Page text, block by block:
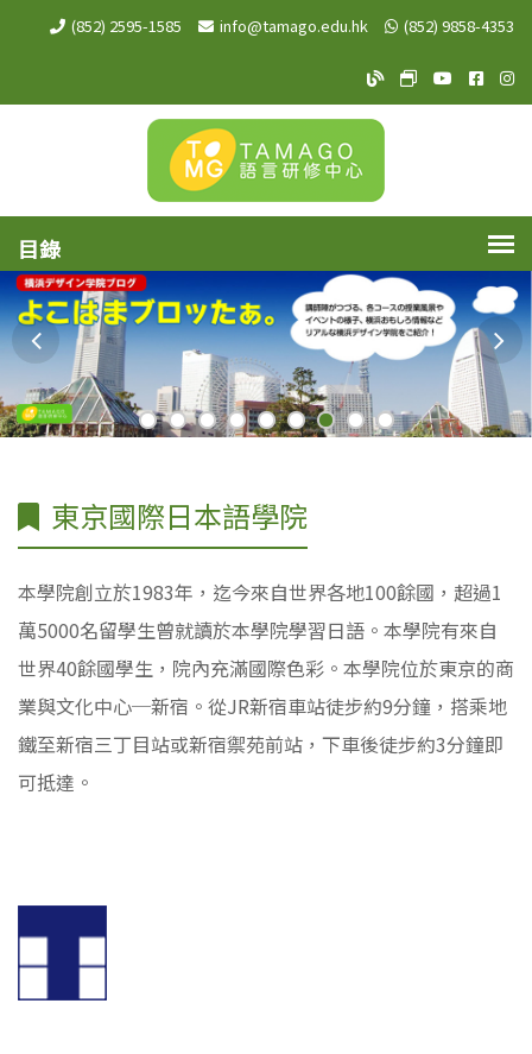
(852) 2595-1585 info@tamago.edu.hk (852) 9858-4353
TAMAGO Blog
TAMAGO MeWe
TAMAGO
東京國際日本語學院
本學院創立於1983年，迄今來自世界各地100餘國，超過1
萬5000名留學生曾就讀於本學院學習日語。本學院有來自
世界40餘國學生，院內充滿國際色彩。本學院位於東京的商
業與文化中心─新宿。從JR新宿車站徒步約9分鐘，搭乘地
鐵至新宿三丁目站或新宿禦苑前站，下車後徒步約3分鐘即
可抵達。